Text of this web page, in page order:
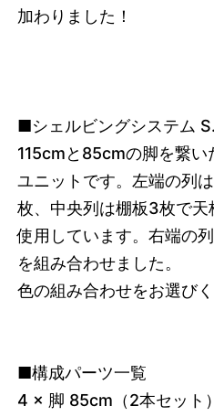
加わりました！
■シェルビングシステム
115cmと85cmの脚を繋
ユニットです。左端の列
枚、中央列は棚板3枚で
使用しています。右端の
を組み合わせました。
色の組み合わせをお選びく
■構成パーツ一覧
4 × 脚 85cm（2本セット）